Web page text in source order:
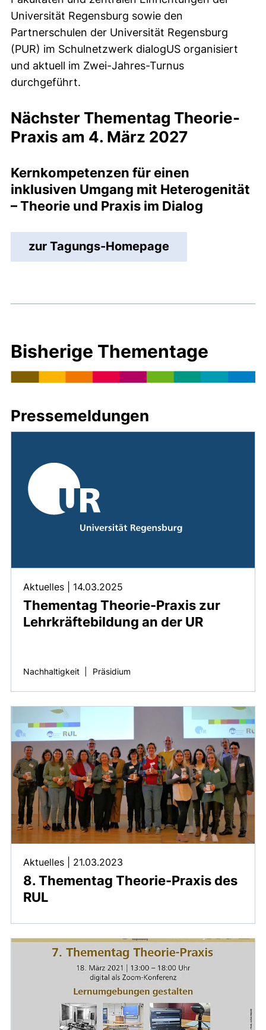
Universität Regensburg sowie den
Partnerschulen der Universität Regensburg
(PUR) im Schulnetzwerk dialogUS organisiert
und aktuell im Zwei-Jahres-Turnus
durchgeführt.
Nächster Thementag Theorie-
Praxis am 4. März 2027
Kernkompetenzen für einen
inklusiven Umgang mit Heterogenität
– Theorie und Praxis im Dialog
zur Tagungs-Homepage
Bisherige Thementage
Pressemeldungen
Thementag Theorie-Praxis zur
Lehrkräftebildung an der UR
Aktuelles 14.03.2025
Nachhaltigkeit Präsidium
8. Thementag Theorie-Praxis des
RUL
Aktuelles 21.03.2023